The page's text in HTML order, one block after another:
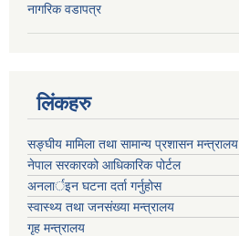
नागरिक वडापत्र
लिंकहरु
सङ्‍घीय मामिला तथा सामान्य प्रशासन मन्त्रालय
नेपाल सरकारको आधिकारिक पोर्टल
अनलार्इन घटना दर्ता गर्नुहोस
स्वास्थ्य तथा जनसंख्या मन्त्रालय
गृह मन्त्रालय